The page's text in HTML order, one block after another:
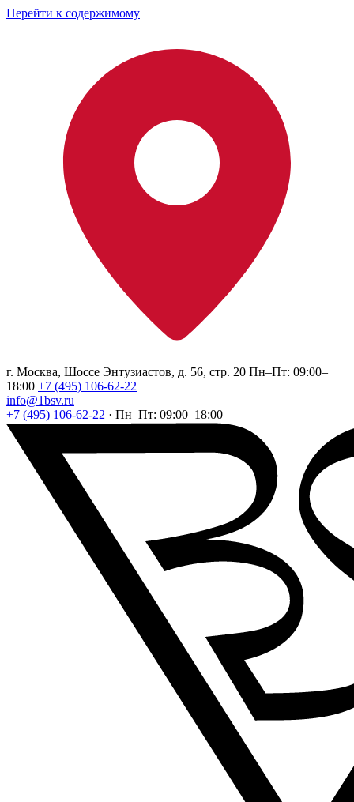
Перейти к содержимому
г. Москва, Шоссе Энтузиастов, д. 56, стр. 20 Пн–Пт: 09:00–
18:00 +7 (495) 106-62-22
info@1bsv.ru
+7 (495) 106-62-22 · Пн–Пт: 09:00–18:00